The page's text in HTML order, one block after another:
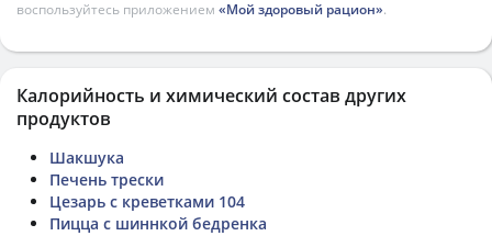
воспользуйтесь приложением «Мой здоровый рацион».
Калорийность и химический состав других
продуктов
Шакшука
Печень трески
Цезарь с креветками 104
Пицца с шиннкой бедренка